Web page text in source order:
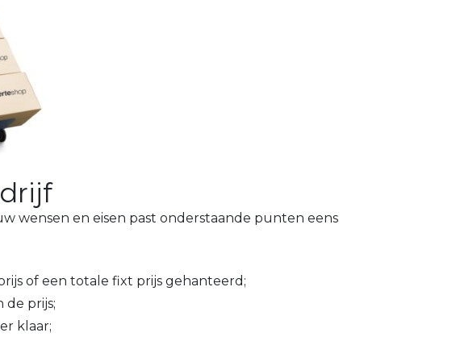
wensen en eisen past onderstaande punten eens
of een totale fixt prijs gehanteerd;
de prijs;
klaar;